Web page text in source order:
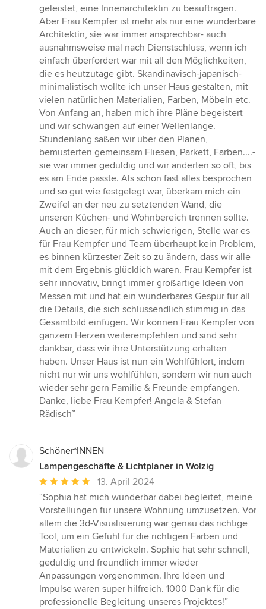
geleistet, eine Innenarchitektin zu beauftragen.
Aber Frau Kempfer ist mehr als nur eine wunderbare
Architektin, sie war immer ansprechbar- auch
ausnahmsweise mal nach Dienstschluss, wenn ich
einfach überfordert war mit all den Möglichkeiten,
die es heutzutage gibt. Skandinavisch-japanisch-
minimalistisch wollte ich unser Haus gestalten, mit
vielen natürlichen Materialien, Farben, Möbeln etc.
Von Anfang an, haben mich ihre Pläne begeistert
und wir schwangen auf einer Wellenlänge.
Stundenlang saßen wir über den Plänen,
bemusterten gemeinsam Fliesen, Parkett, Farben....-
sie war immer geduldig und wir änderten so oft, bis
es am Ende passte. Als schon fast alles besprochen
und so gut wie festgelegt war, überkam mich ein
Zweifel an der neu zu setztenden Wand, die
unseren Küchen- und Wohnbereich trennen sollte.
Auch an dieser, für mich schwierigen, Stelle war es
für Frau Kempfer und Team überhaupt kein Problem,
es binnen kürzester Zeit so zu ändern, dass wir alle
mit dem Ergebnis glücklich waren. Frau Kempfer ist
sehr innovativ, bringt immer großartige Ideen von
Messen mit und hat ein wunderbares Gespür für all
die Details, die sich schlussendlich stimmig in das
Gesamtbild einfügen. Wir können Frau Kempfer von
ganzem Herzen weiterempfehlen und sind sehr
dankbar, dass wir ihre Unterstützung erhalten
haben. Unser Haus ist nun ein Wohlfühlort, indem
nicht nur wir uns wohlfühlen, sondern wir nun auch
wieder sehr gern Familie & Freunde empfangen.
Danke, liebe Frau Kempfer! Angela & Stefan
Rädisch”
Schöner*INNEN
Lampengeschäfte & Lichtplaner in Wolzig
Durchschnittliche
Bewertung:
5
von
5
Sternen
13. April 2024
“Sophia hat mich wunderbar dabei begleitet, meine
Vorstellungen für unsere Wohnung umzusetzen. Vor
allem die 3d-Visualisierung war genau das richtige
Tool, um ein Gefühl für die richtigen Farben und
Materialien zu entwickeln. Sophie hat sehr schnell,
geduldig und freundlich immer wieder
Anpassungen vorgenommen. Ihre Ideen und
Impulse waren super hilfreich. 1000 Dank für die
professionelle Begleitung unseres Projektes!”